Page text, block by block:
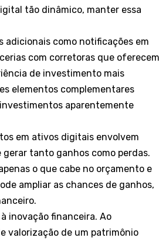
tão dinâmico, manter essa
como notificações em
com corretoras que oferecem
de investimento mais
elementos complementares
aparentemente
em ativos digitais envolvem
tanto ganhos como perdas.
o que cabe no orçamento e
ampliar as chances de ganhos,
inovação financeira. Ao
valorização de um patrimônio